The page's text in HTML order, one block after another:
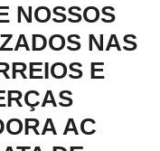
NOSSOS
NAS
E
AC